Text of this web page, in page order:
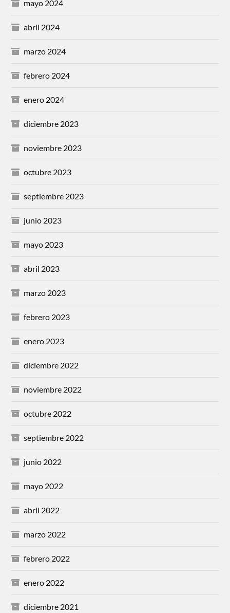
mayo 2024
abril 2024
marzo 2024
febrero 2024
enero 2024
diciembre 2023
noviembre 2023
octubre 2023
septiembre 2023
junio 2023
mayo 2023
abril 2023
marzo 2023
febrero 2023
enero 2023
diciembre 2022
noviembre 2022
octubre 2022
septiembre 2022
junio 2022
mayo 2022
abril 2022
marzo 2022
febrero 2022
enero 2022
diciembre 2021